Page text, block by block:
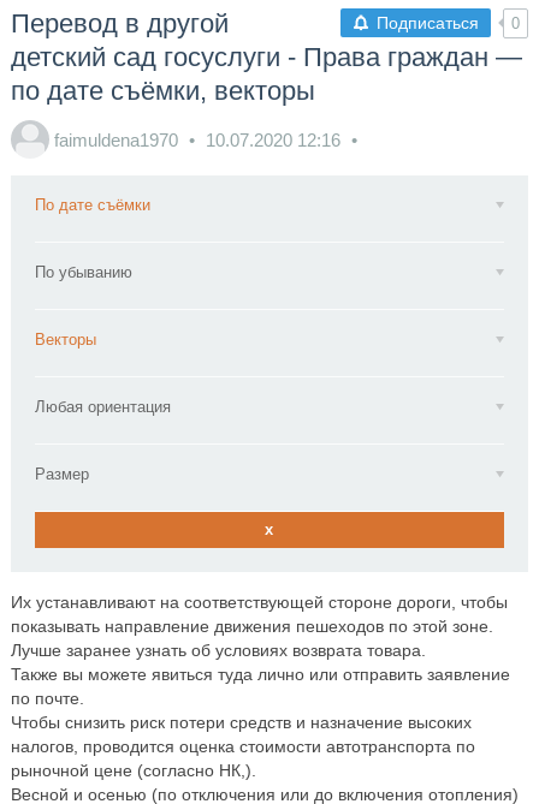
Подписаться 0
Перевод в другой
детский сад госуслуги - Права граждан —
по дате съёмки, векторы
faimuldena1970 10.07.2020 12:16
По дате съёмки
По убыванию
Векторы
Любая ориентация
Размер
x
Их устанавливают на соответствующей стороне дороги, чтобы
показывать направление движения пешеходов по этой зоне.
Лучше заранее узнать об условиях возврата товара.
Также вы можете явиться туда лично или отправить заявление
по почте.
Чтобы снизить риск потери средств и назначение высоких
налогов, проводится оценка стоимости автотранспорта по
рыночной цене (согласно НК,).
Весной и осенью (по отключения или до включения отопления)